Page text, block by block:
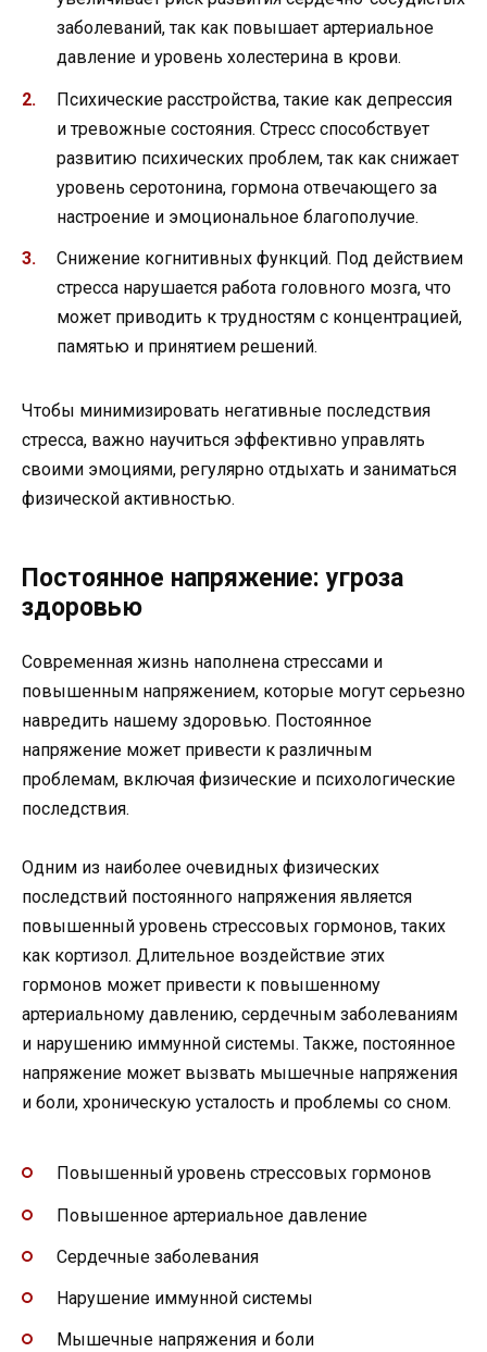
заболеваний, так как повышает артериальное
давление и уровень холестерина в крови.
Психические расстройства, такие как депрессия
и тревожные состояния. Стресс способствует
развитию психических проблем, так как снижает
уровень серотонина, гормона отвечающего за
настроение и эмоциональное благополучие.
Снижение когнитивных функций. Под действием
стресса нарушается работа головного мозга, что
может приводить к трудностям с концентрацией,
памятью и принятием решений.
Чтобы минимизировать негативные последствия
стресса, важно научиться эффективно управлять
своими эмоциями, регулярно отдыхать и заниматься
физической активностью.
Постоянное напряжение: угроза
здоровью
Современная жизнь наполнена стрессами и
повышенным напряжением, которые могут серьезно
навредить нашему здоровью. Постоянное
напряжение может привести к различным
проблемам, включая физические и психологические
последствия.
Одним из наиболее очевидных физических
последствий постоянного напряжения является
повышенный уровень стрессовых гормонов, таких
как кортизол. Длительное воздействие этих
гормонов может привести к повышенному
артериальному давлению, сердечным заболеваниям
и нарушению иммунной системы. Также, постоянное
напряжение может вызвать мышечные напряжения
и боли, хроническую усталость и проблемы со сном.
Повышенный уровень стрессовых гормонов
Повышенное артериальное давление
Сердечные заболевания
Нарушение иммунной системы
Мышечные напряжения и боли